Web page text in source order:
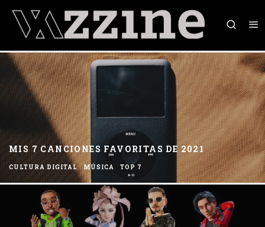
MIS 7 CANCIONES FAVORITAS DE 2021
CULTURA DIGITAL MÚSICA TOP 7